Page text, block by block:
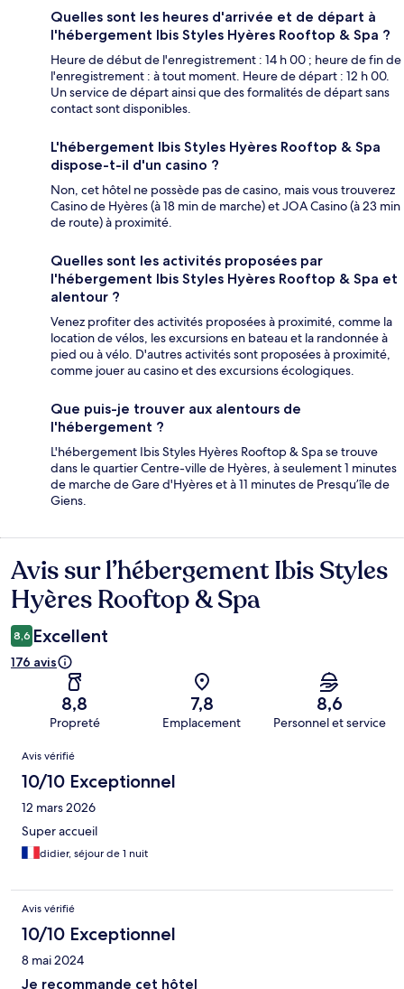
Quelles sont les heures d'arrivée et de départ à
l'hébergement Ibis Styles Hyères Rooftop & Spa ?
Heure de début de l'enregistrement : 14 h 00 ; heure de fin de
l'enregistrement : à tout moment. Heure de départ : 12 h 00.
Un service de départ ainsi que des formalités de départ sans
contact sont disponibles.
L'hébergement Ibis Styles Hyères Rooftop & Spa
dispose-t-il d'un casino ?
Non, cet hôtel ne possède pas de casino, mais vous trouverez
Casino de Hyères (à 18 min de marche) et JOA Casino (à 23 min
de route) à proximité.
Quelles sont les activités proposées par
l'hébergement Ibis Styles Hyères Rooftop & Spa et
alentour ?
Venez profiter des activités proposées à proximité, comme la
location de vélos, les excursions en bateau et la randonnée à
pied ou à vélo. D'autres activités sont proposées à proximité,
comme jouer au casino et des excursions écologiques.
Que puis-je trouver aux alentours de
l'hébergement ?
L'hébergement Ibis Styles Hyères Rooftop & Spa se trouve
dans le quartier Centre-ville de Hyères, à seulement 1 minutes
de marche de Gare d'Hyères et à 11 minutes de Presqu’île de
Giens.
Avis
Avis sur l’hébergement Ibis Styles
Hyères Rooftop & Spa
8,6 Excellent
176 avis
8,8
Propreté
7,8
Emplacement
8,6
Personnel et service
Avis
Avis vérifié
10/10 Exceptionnel
12 mars 2026
Super accueil
didier, séjour de 1 nuit
Avis vérifié
10/10 Exceptionnel
8 mai 2024
Je recommande cet hôtel